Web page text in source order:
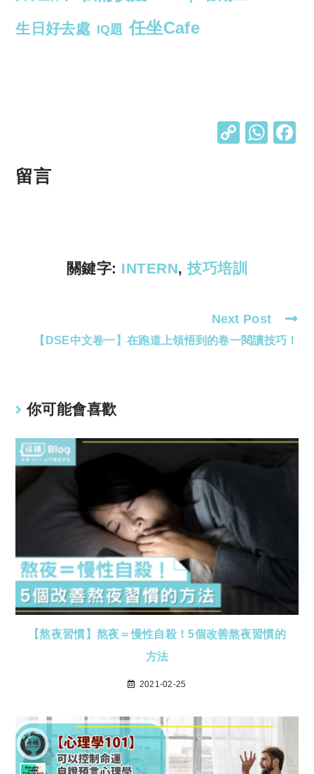
生日好去處 IQ題 任坐Cafe
C W
留言
關鍵字: INTERN, 技巧培訓
Next Post
【DSE中文卷一】在跑道上領悟到的卷一閱讀技巧！
你可能會喜歡
【熬夜習慣】熬夜＝慢性自殺！5個改善熬夜習慣的
方法
2021-02-25